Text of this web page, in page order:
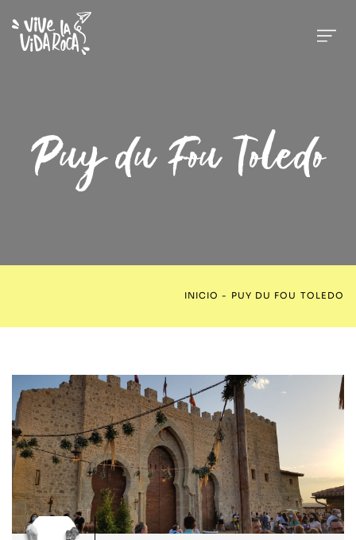
Puy du Fou Toledo
INICIO - PUY DU FOU TOLEDO